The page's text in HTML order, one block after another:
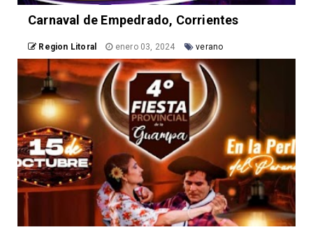
Carnaval de Empedrado, Corrientes
Region Litoral enero 03, 2024 verano